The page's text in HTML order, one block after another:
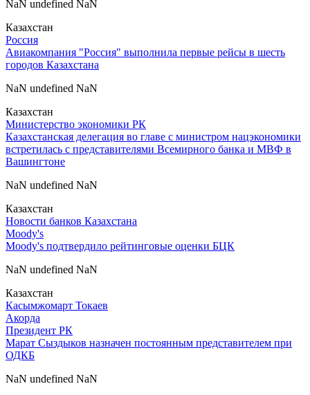
NaN undefined NaN
Казахстан
Россия
Авиакомпания "Россия" выполнила первые рейсы в шесть
городов Казахстана
NaN undefined NaN
Казахстан
Министерство экономики РК
Казахстанская делегация во главе с министром нацэкономики
встретилась с представителями Всемирного банка и МВФ в
Вашингтоне
NaN undefined NaN
Казахстан
Новости банков Казахстана
Moody's
Moody's подтвердило рейтинговые оценки БЦК
NaN undefined NaN
Казахстан
Касымжомарт Токаев
Акорда
Президент РК
Марат Сыздыков назначен постоянным представителем при
ОДКБ
NaN undefined NaN